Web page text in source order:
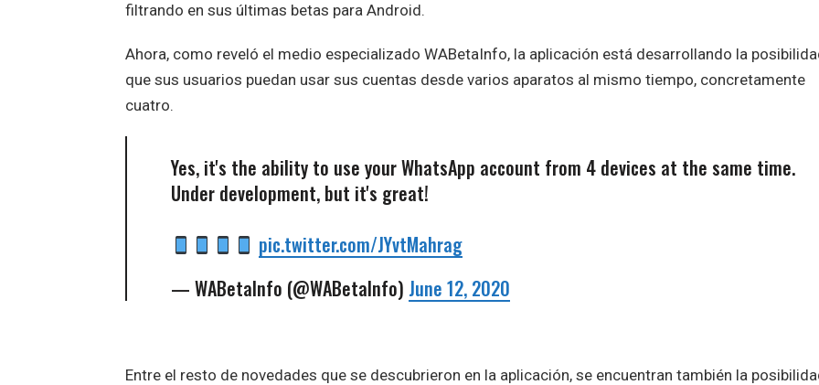
filtrando en sus últimas betas para Android.
Ahora, como reveló el medio especializado WABetaInfo, la aplicación está desarrollando la
que sus usuarios puedan usar sus cuentas desde varios aparatos al mismo tiempo, concretamente
cuatro.
Yes, it's the ability to use your WhatsApp account from 4 devices at the same time.
Under development, but it's great!
pic.twitter.com/JYvtMahrag
— WABetaInfo (@WABetaInfo) June 12, 2020
Entre el resto de novedades que se descubrieron en la aplicación, se encuentran también la